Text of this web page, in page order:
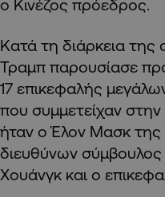
ο Κινέζος πρόεδρος.
Κατά τη διάρκεια
Τραμπ παρουσίασε
17 επικεφαλής
που συμμετείχαν
ήταν ο Έλον Μασκ της
διευθύνων
Χουάνγκ και ο